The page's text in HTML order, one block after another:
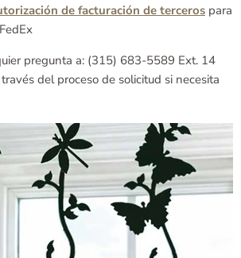
de facturación de terceros para
pregunta a: (315) 683-5589 Ext. 14
del proceso de solicitud si necesita